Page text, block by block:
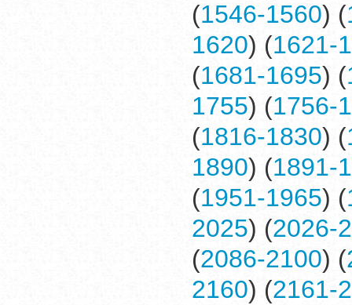
(1546-1560) (
1620) (1621-
(1681-1695) (
1755) (1756-
(1816-1830) (
1890) (1891-
(1951-1965) (
2025) (2026-
(2086-2100) (
2160) (2161-